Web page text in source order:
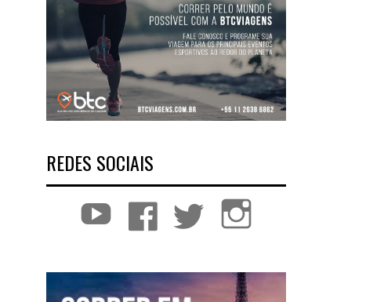
REDES SOCIAIS
YouTube Facebook Twitter